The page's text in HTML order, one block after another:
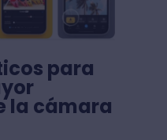
para
la cámara